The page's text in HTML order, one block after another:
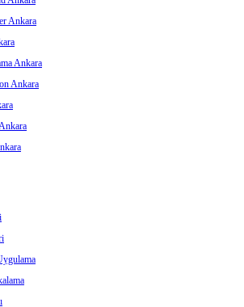
Ankara
Ankara
Ankara